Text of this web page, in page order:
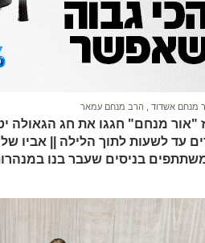
מנחם אשדוד הרב מנחם עמאר
"אור מנחם" חגגו את חג הגאולה
עד לשעות לתוך הלילה || אביו
בניסים שעבר בנו